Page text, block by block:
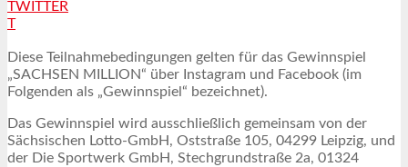
TWITTER
T
Diese Teilnahmebedingungen gelten für das Gewinnspiel
„SACHSEN MILLION“ über Instagram und Facebook (im
Folgenden als „Gewinnspiel“ bezeichnet).
Das Gewinnspiel wird ausschließlich gemeinsam von der
Sächsischen Lotto-GmbH, Oststraße 105, 04299 Leipzig, und
der Die Sportwerk GmbH, Stechgrundstraße 2a, 01324